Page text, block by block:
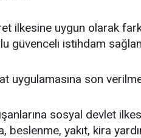
ilkesine uygun olarak
güvenceli istihdam
uygulamasına son
sosyal devlet
beslenme, yakıt, kira